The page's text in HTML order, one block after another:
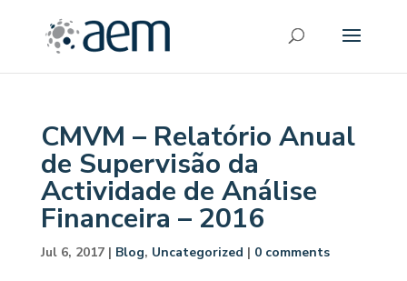
CMVM – Relatório Anual
de Supervisão da
Actividade de Análise
Financeira – 2016
Jul 6, 2017| Blog, Uncategorized | 0 comments